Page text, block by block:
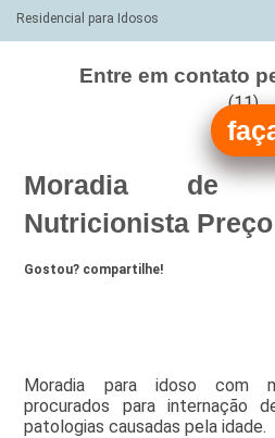
Residencial para Idosos
Entre em contato
(11)
(11)
Moradia de
Nutricionista
Gostou? compartilhe!
Moradia para idoso com
procurados para internação
patologias causadas pela idade.